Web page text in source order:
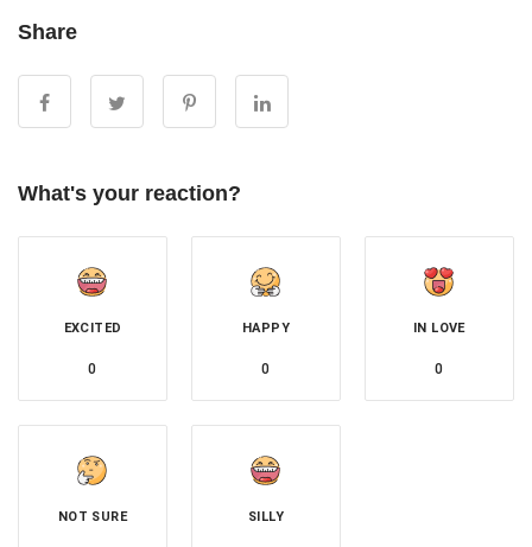
Share
What's your reaction?
EXCITED
0
HAPPY
0
IN LOVE
0
NOT SURE SILLY